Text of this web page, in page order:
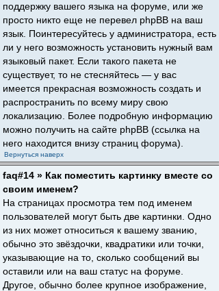
поддержку вашего языка на форуме, или же
просто никто еще не перевел phpBB на ваш
язык. Поинтересуйтесь у администратора, есть
ли у него возможность установить нужный вам
языковый пакет. Если такого пакета не
существует, то не стесняйтесь — у вас
имеется прекрасная возможность создать и
распространить по всему миру свою
локализацию. Более подробную информацию
можно получить на сайте phpBB (ссылка на
него находится внизу страниц форума).
Вернуться наверх
faq#14 » Как поместить картинку вместе со
своим именем?
На страницах просмотра тем под именем
пользователей могут быть две картинки. Одно
из них может относиться к вашему званию,
обычно это звёздочки, квадратики или точки,
указывающие на то, сколько сообщений вы
оставили или на ваш статус на форуме.
Другое, обычно более крупное изображение,